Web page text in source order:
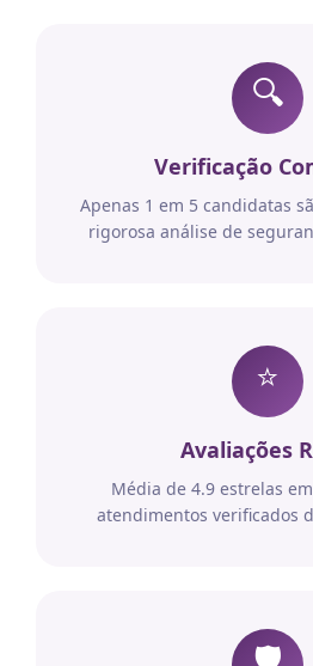
🔍
Verificação
Apenas 1 em 5 candidatas
rigorosa análise de
⭐
Avaliações
Média de 4.9 estrelas
atendimentos verificados